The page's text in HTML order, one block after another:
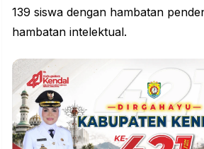
139 siswa dengan hambatan
hambatan intelektual.